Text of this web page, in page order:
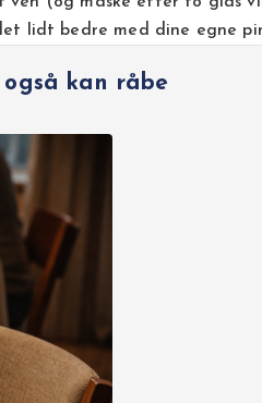
lidt bedre med dine egne
kan råbe